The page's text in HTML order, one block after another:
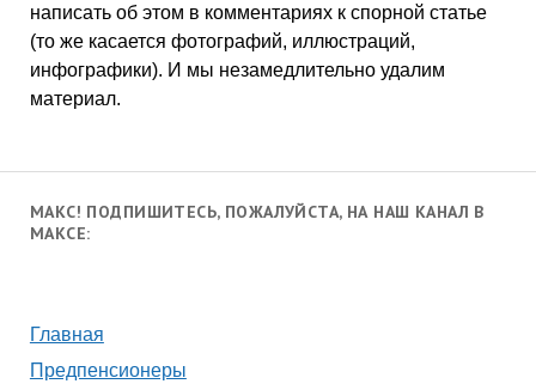
написать об этом в комментариях к спорной статье
(то же касается фотографий, иллюстраций,
инфографики). И мы незамедлительно удалим
материал.
МАКС! ПОДПИШИТЕСЬ, ПОЖАЛУЙСТА, НА НАШ КАНАЛ В
МАКСЕ:
Главная
Предпенсионеры